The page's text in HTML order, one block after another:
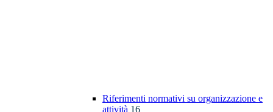
Riferimenti normativi su organizzazione e
attività 16